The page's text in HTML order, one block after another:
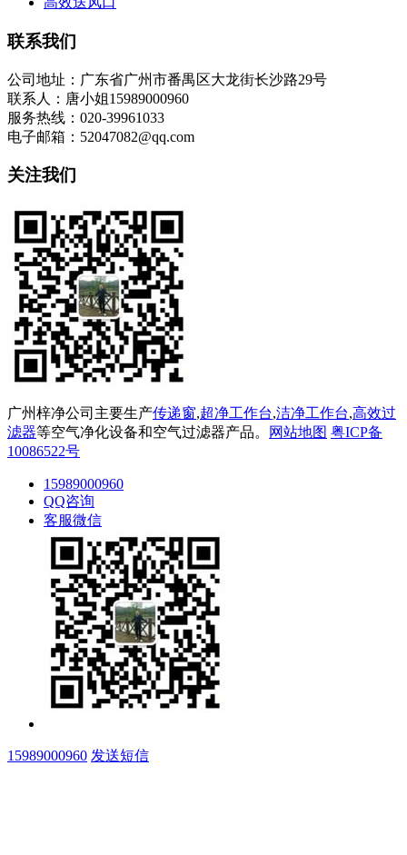
联系我们
公司地址：广东省广州市番禺区大龙街长沙路29号
联系人：唐小姐15989000960
服务热线：020-39961033
电子邮箱：52047082@qq.com
关注我们
广州梓净公司主要生产传递窗,超净工作台,洁净工作台,高效过
滤器等空气净化设备和空气过滤器产品。 网站地图 粤ICP备
10086522号
15989000960
QQ咨询
客服微信
15989000960 发送短信